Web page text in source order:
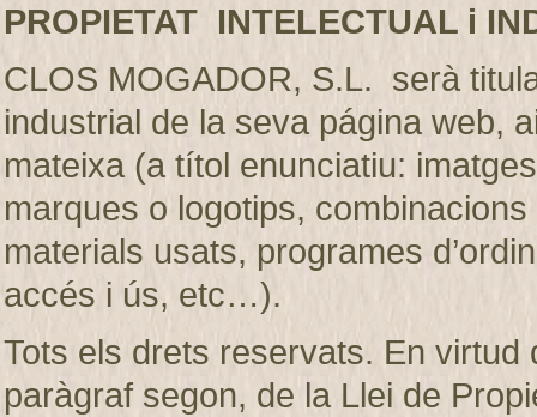
PROPIETAT INTELECTUAL i
CLOS MOGADOR, S.L. serà
industrial de la seva página web,
mateixa (a títol enunciatiu:
marques o logotips,
materials usats, programes
accés i ús, etc…).
Tots els drets reservats. En virtud
paràgraf segon, de la Llei de